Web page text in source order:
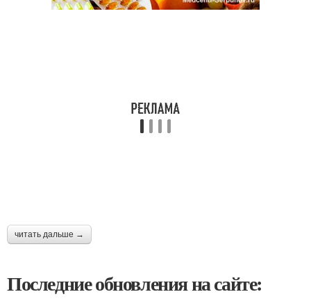
читать дальше →
Последние обновления на сайте: